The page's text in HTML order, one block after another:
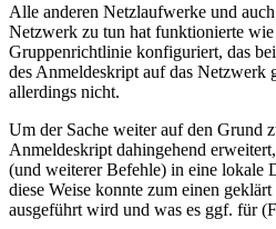
Alle anderen Netzlaufwerke und
Netzwerk zu tun hat funktionierte
Gruppenrichtlinie konfiguriert, das
des Anmeldeskript auf das Netzwerk
allerdings nicht.
Um der Sache weiter auf den Grund
Anmeldeskript dahingehend
(und weiterer Befehle) in eine lokale
diese Weise konnte zum einen
ausgeführt wird und was es ggf. für